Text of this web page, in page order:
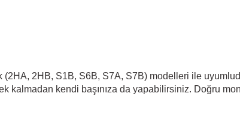
2HB, S1B, S6B, S7A, S7B) modelleri ile
kalmadan kendi başınıza da yapabilirsiniz. Doğru